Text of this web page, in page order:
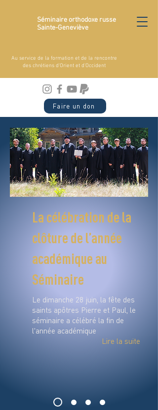
Séminaire orthodoxe russe
Sainte-Geneviève
Au service de la formation et de la rencontre
des chrétiens d'Orient et d'Occident
Faire un don
La célébration de la
clôture de l’année
académique au
Séminaire
Le dimanche 28 juin, la fête des
saints apôtres Pierre et Paul, le
séminaire a célébré la fin de
l'année académique
Lire la suite